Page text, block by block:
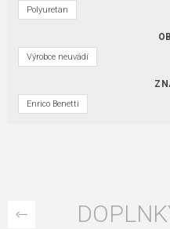
Polyuretan
Výrobce neuvádí
Enrico Benetti